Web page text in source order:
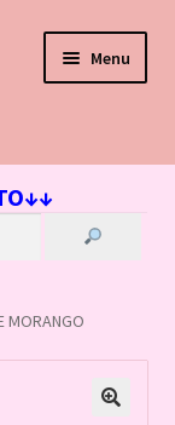
Menu
MORANGO